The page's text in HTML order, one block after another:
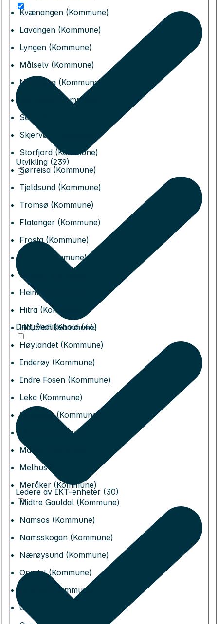
Kvænangen (Kommune)
Lavangen (Kommune)
Lyngen (Kommune)
Målselv (Kommune)
Nordreisa (Kommune)
Salangen (Kommune)
Senja (Kommune)
Skjervøy (Kommune)
Storfjord (Kommune)
Sørreisa (Kommune)
Tjeldsund (Kommune)
Tromsø (Kommune)
Flatanger (Kommune)
Frosta (Kommune)
Frøya (Kommune)
Grong (Kommune)
Heim (Kommune)
Hitra (Kommune)
Holtålen (Kommune)
Høylandet (Kommune)
Inderøy (Kommune)
Indre Fosen (Kommune)
Leka (Kommune)
Levanger (Kommune)
Lierne (Kommune)
Malvik (Kommune)
Melhus (Kommune)
Meråker (Kommune)
Midtre Gauldal (Kommune)
Namsos (Kommune)
Namsskogan (Kommune)
Nærøysund (Kommune)
Oppdal (Kommune)
Orkland (Kommune)
Osen (Kommune)
Utvikling (239)
Drift, vedlikehold (46)
Ledere av IKT-enheter (30)